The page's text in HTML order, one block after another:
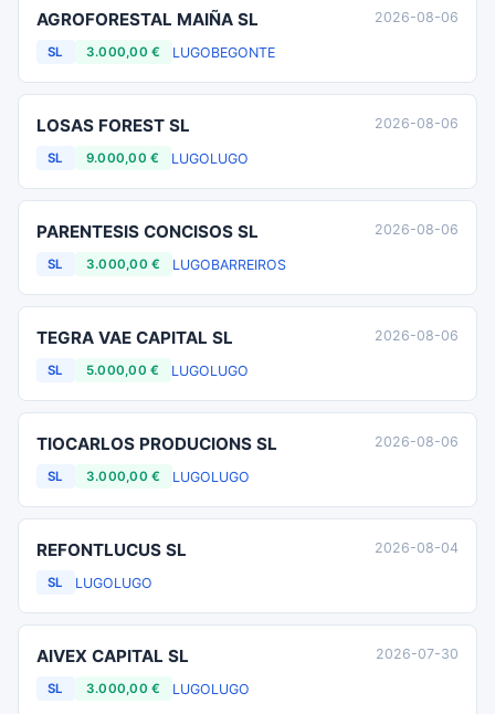
AGROFORESTAL MAIÑA SL
SL 3.000,00 € LUGOBEGONTE
2026-08-06
LOSAS FOREST SL
SL 9.000,00 € LUGOLUGO
2026-08-06
PARENTESIS CONCISOS SL
SL 3.000,00 € LUGOBARREIROS
2026-08-06
TEGRA VAE CAPITAL SL
SL 5.000,00 € LUGOLUGO
2026-08-06
TIOCARLOS PRODUCIONS SL
SL 3.000,00 € LUGOLUGO
2026-08-06
REFONTLUCUS SL
SL LUGOLUGO
2026-08-04
AIVEX CAPITAL SL
SL 3.000,00 € LUGOLUGO
2026-07-30